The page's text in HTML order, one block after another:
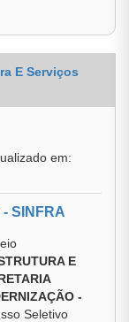
E Serviços
em:
SINFRA
E
-
Seletivo